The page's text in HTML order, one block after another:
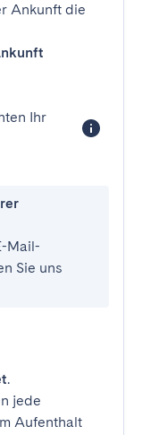
Ankunft die
Ihr
Mail-
Sie uns
.
jede
Aufenthalt